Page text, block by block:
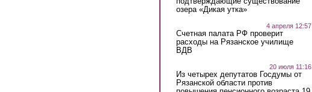
озера «Дикая утка»
4 апреля 12:57
Счетная палата РФ проверит
расходы на Рязанское училище
ВДВ
20 июля 11:16
Из четырех депутатов Госдумы от
Рязанской области против